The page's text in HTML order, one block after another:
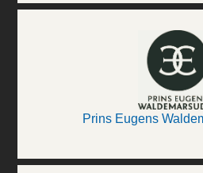
Prins Eugens